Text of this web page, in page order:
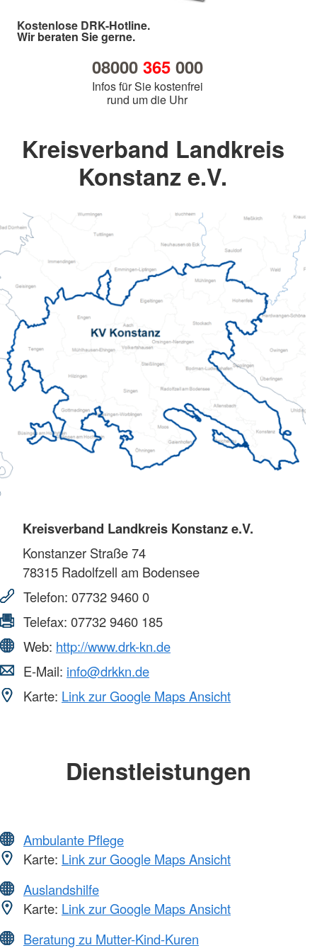
Kostenlose DRK-Hotline.
Wir beraten Sie gerne.
08000 365000
Infos für Sie kostenfrei
rund um die Uhr
Kreisverband Landkreis
Konstanz e.V.
Kreisverband Landkreis Konstanz e.V.
Konstanzer Straße 74
78315 Radolfzell am Bodensee
Telefon: 07732 9460 0
Telefax: 07732 9460 185
Web: http://www.drk-kn.de
E-Mail: info@drkkn.de
Karte: Link zur Google Maps Ansicht
Dienstleistungen
Ambulante Pflege
Karte: Link zur Google Maps Ansicht
Auslandshilfe
Karte: Link zur Google Maps Ansicht
Beratung zu Mutter-Kind-Kuren